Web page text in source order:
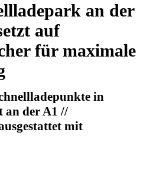
an der
auf
für maximale
in
an der A1 //
mit